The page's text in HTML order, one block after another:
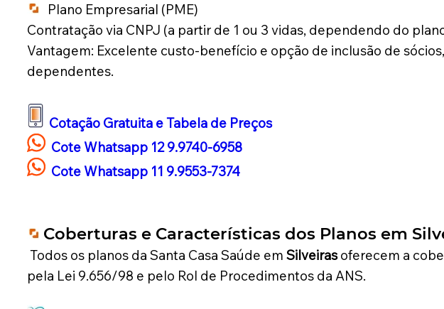
Plano Empresarial (PME)
Contratação via CNPJ (a partir de 1 ou 3 vidas, dependendo do
Vantagem: Excelente custo-benefício e opção de inclusão de
dependentes.
Cotação Gratuita e Tabela de Preços
Cote Whatsapp 12 9.9740-6958
Cote Whatsapp 11 9.9553-7374
Coberturas e Características dos Planos em
Todos os planos da Santa Casa Saúde em Silveirasoferecem a
pela Lei 9.656/98 e pelo Rol de Procedimentos da ANS.